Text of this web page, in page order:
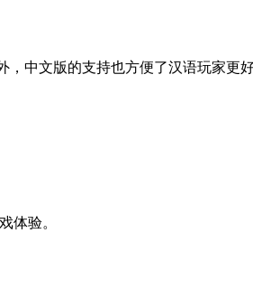
中文版的支持也方便了汉语玩家更
体验。